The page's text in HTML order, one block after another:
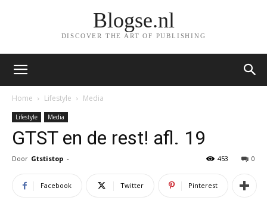
Blogse.nl
DISCOVER THE ART OF PUBLISHING
Home Lifestyle Media
Lifestyle Media
GTST en de rest! afl. 19
Door Gtstistop - 0
453
Facebook Twitter Pinterest